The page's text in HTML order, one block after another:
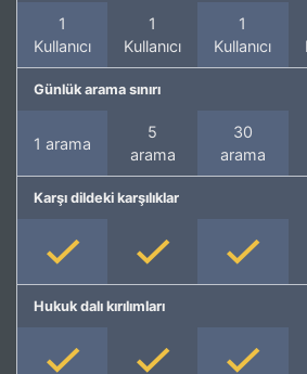
1
Kullanıcı
1
Kullanıcı
1
Kullanıcı
Günlük arama sınırı
1 arama
5
arama
30
arama
Karşı dildeki karşılıklar
Hukuk dalı kırılımları